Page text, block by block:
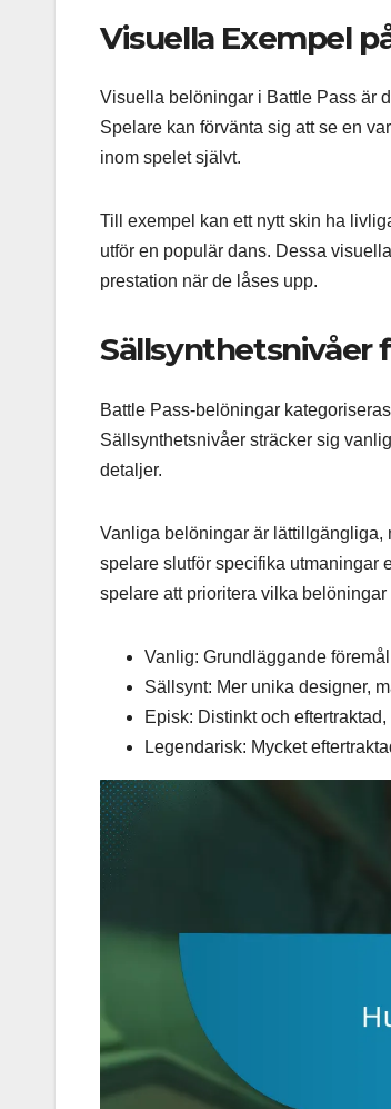
Visuella Exempel
Visuella belöningar i Battle Pass är
Spelare kan förvänta sig att se en
inom spelet självt.
Till exempel kan ett nytt skin ha
utför en populär dans. Dessa
prestation när de låses upp.
Sällsynthetsnivåer
Battle Pass-belöningar
Sällsynthetsnivåer sträcker sig
detaljer.
Vanliga belöningar är lättillgängliga,
spelare slutför specifika utmaningar
spelare att prioritera vilka
Vanlig: Grundläggande
Sällsynt: Mer unika designer,
Episk: Distinkt och
Legendarisk: Mycket